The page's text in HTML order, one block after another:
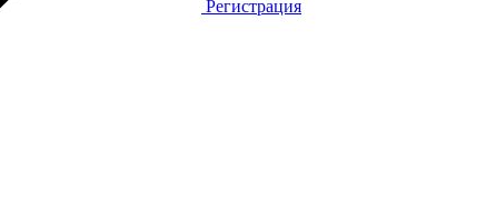
Регистрация